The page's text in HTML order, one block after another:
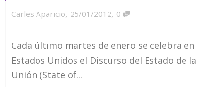
Carles Aparicio, 25/01/2012, 0
Cada último martes de enero se celebra en
Estados Unidos el Discurso del Estado de la
Unión (State of...